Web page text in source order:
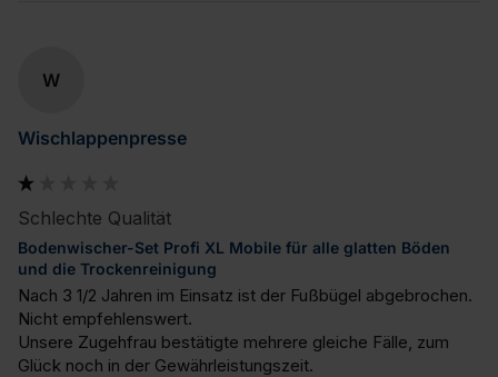
W
Wischlappenpresse
Schlechte Qualität
Bodenwischer-Set Profi XL Mobile für alle glatten Böden
und die Trockenreinigung
Nach 3 1/2 Jahren im Einsatz ist der Fußbügel abgebrochen.
Nicht empfehlenswert.
Unsere Zugehfrau bestätigte mehrere gleiche Fälle, zum
Glück noch in der Gewährleistungszeit.